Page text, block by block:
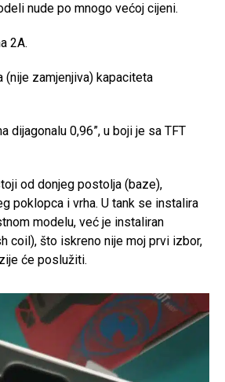
nude po mnogo većoj cijeni.
2A.
(nije zamjenjiva) kapaciteta
dijagonalu 0,96”, u boji je sa TFT
od donjeg postolja (baze),
poklopca i vrha. U tank se instalira
modelu, već je instaliran
coil), što iskreno nije moj prvi izbor,
će poslužiti.